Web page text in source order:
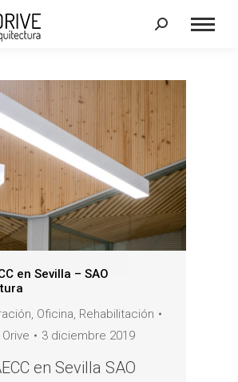
Search:
en Sevilla – SAO
, Oficina, Rehabilitación
3 diciembre 2019
en Sevilla SAO